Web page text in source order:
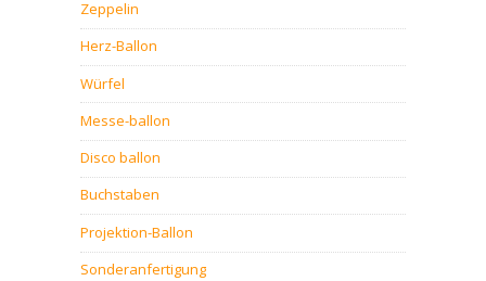
Zeppelin
Herz-Ballon
Würfel
Messe-ballon
Disco ballon
Buchstaben
Projektion-Ballon
Sonderanfertigung